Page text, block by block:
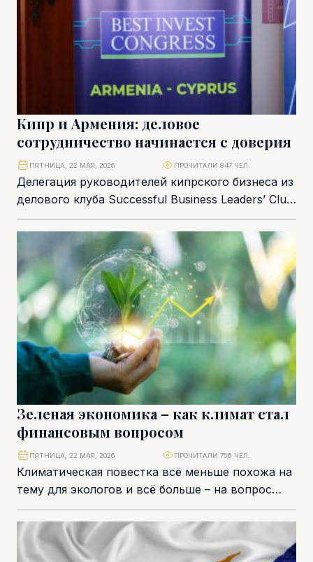
Кипр и Армения: деловое
сотрудничество начинается с доверия
Делегация руководителей кипрского бизнеса из
делового клуба Successful Business Leaders’ Club
посетила Армению. В программе: официальные
встречи, дискуссии с деловыми...
ПЯТНИЦА, 22 МАЯ, 2026 ПРОЧИТАЛИ 847 ЧЕЛ.
Зеленая экономика – как климат стал
финансовым вопросом
Климатическая повестка всё меньше похожа на
тему для экологов и всё больше – на вопрос
экономической устойчивости, инвестиций,
регулирования и...
ПЯТНИЦА, 22 МАЯ, 2026 ПРОЧИТАЛИ 756 ЧЕЛ.